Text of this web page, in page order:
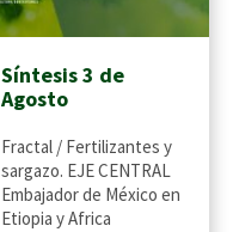
Síntesis 3 de
Agosto
Fractal / Fertilizantes y
sargazo. EJE CENTRAL
Embajador de México en
Etiopia y Africa